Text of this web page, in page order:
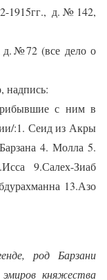
1915гг., д.№142,
(все дело о
с ним в
:1. Сеид из Акры
4. Молла 5.
9.Салех-Зиаб
13.Азо
род Барзани
княжества